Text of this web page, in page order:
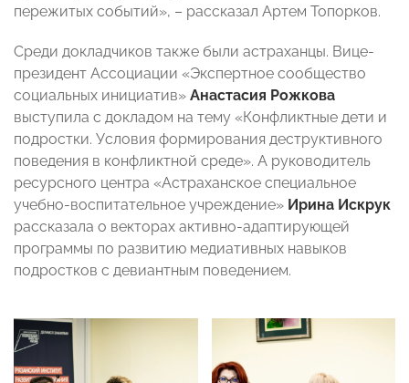
пережитых событий», – рассказал Артем Топорков.
Среди докладчиков также были астраханцы. Вице-
президент Ассоциации «Экспертное сообщество
социальных инициатив» Анастасия Рожкова
выступила с докладом на тему «Конфликтные дети и
подростки. Условия формирования деструктивного
поведения в конфликтной среде». А руководитель
ресурсного центра «Астраханское специальное
учебно-воспитательное учреждение» Ирина Искрук
рассказала о векторах активно-адаптирующей
программы по развитию медиативных навыков
подростков с девиантным поведением.